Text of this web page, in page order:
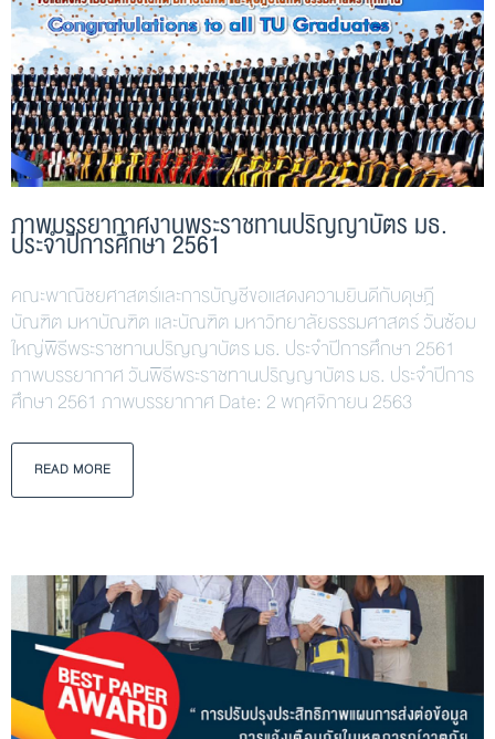
ภาพบรรยากาศงานพระราชทานปริญญาบัตร มธ.
ประจำปีการศึกษา 2561
คณะพาณิชยศาสตร์และการบัญชีขอแสดงความยินดีกับดุษฎี
บัณฑิต มหาบัณฑิต และบัณฑิต มหาวิทยาลัยธรรมศาสตร์ วันซ้อม
ใหญ่พิธีพระราชทานปริญญาบัตร มธ. ประจำปีการศึกษา 2561
ภาพบรรยากาศ วันพิธีพระราชทานปริญญาบัตร มธ. ประจำปีการ
ศึกษา 2561 ภาพบรรยากาศ Date: 2 พฤศจิกายน 2563
READ MORE